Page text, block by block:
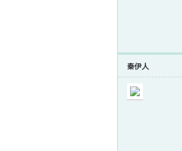
秦伊人